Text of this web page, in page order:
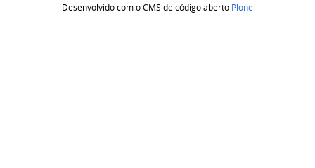
Desenvolvido com o CMS de código aberto Plone